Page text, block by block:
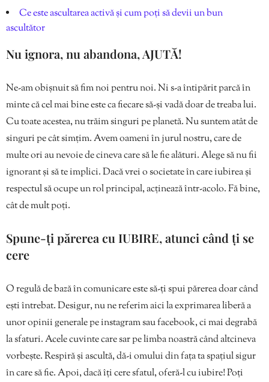
Ce este ascultarea activă și cum poți să devii un bun
ascultător
Nu ignora, nu abandona, AJUTĂ!
Ne-am obișnuit să fim noi pentru noi. Ni s-a întipărit parcă în
minte că cel mai bine este ca fiecare să-și vadă doar de treaba lui.
Cu toate acestea, nu trăim singuri pe planetă. Nu suntem atât de
singuri pe cât simțim. Avem oameni în jurul nostru, care de
multe ori au nevoie de cineva care să le fie alături. Alege să nu fii
ignorant și să te implici. Dacă vrei o societate în care iubirea și
respectul să ocupe un rol principal, acținează într-acolo. Fă bine,
cât de mult poți.
Spune-ți părerea cu IUBIRE, atunci când ți se
cere
O regulă de bază în comunicare este să-ți spui părerea doar când
ești întrebat. Desigur, nu ne referim aici la exprimarea liberă a
unor opinii generale pe instagram sau facebook, ci mai degrabă
la sfaturi. Acele cuvinte care sar pe limba noastră când altcineva
vorbește. Respiră și ascultă, dă-i omului din fața ta spațiul sigur
în care să fie. Apoi, dacă îți cere sfatul, oferă-l cu iubire! Poți